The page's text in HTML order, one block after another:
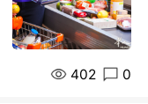
402 0